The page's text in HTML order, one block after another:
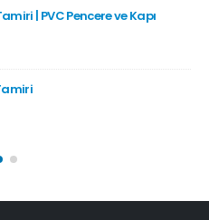
| PVC Pencere ve Kapı